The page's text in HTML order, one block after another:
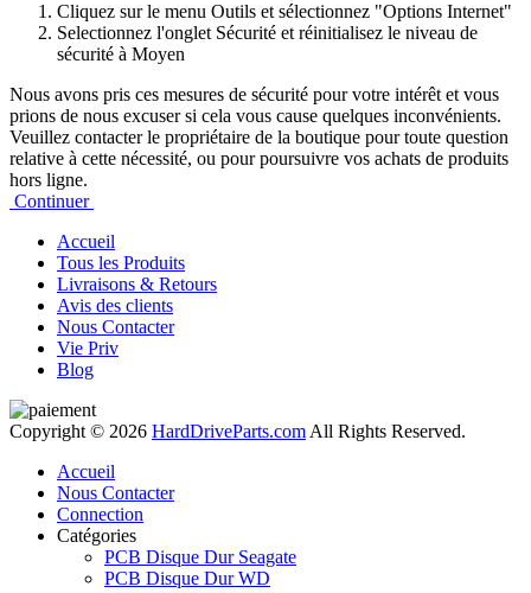
Cliquez sur le menu Outils et sélectionnez "Options Internet"
Selectionnez l'onglet Sécurité et réinitialisez le niveau de
sécurité à Moyen
Nous avons pris ces mesures de sécurité pour votre intérêt et vous
prions de nous excuser si cela vous cause quelques inconvénients.
Veuillez contacter le propriétaire de la boutique pour toute question
relative à cette nécessité, ou pour poursuivre vos achats de produits
hors ligne.
Continuer
Accueil
Tous les Produits
Livraisons & Retours
Avis des clients
Nous Contacter
Vie Priv
Blog
Copyright © 2026 HardDriveParts.comAll Rights Reserved.
Accueil
Nous Contacter
Connection
Catégories
PCB Disque Dur Seagate
PCB Disque Dur WD